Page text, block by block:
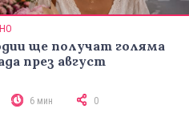
ще получат голяма
през август
6 мин 0